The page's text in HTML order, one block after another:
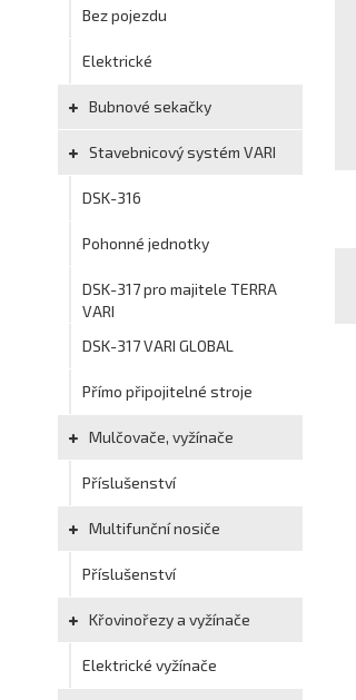
Bez pojezdu
Elektrické
Bubnové sekačky
Stavebnicový systém VARI
DSK-316
Pohonné jednotky
DSK-317 pro majitele TERRA
VARI
DSK-317 VARI GLOBAL
Přímo připojitelné stroje
Mulčovače, vyžínače
Příslušenství
Multifunční nosiče
Příslušenství
Křovinořezy a vyžínače
Elektrické vyžínače